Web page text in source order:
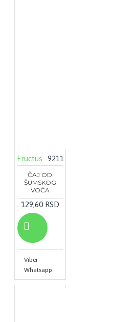
Fructus 9211
ČAJ OD
ŠUMSKOG
VOĆA
129,60 RSD
Viber
Whatsapp